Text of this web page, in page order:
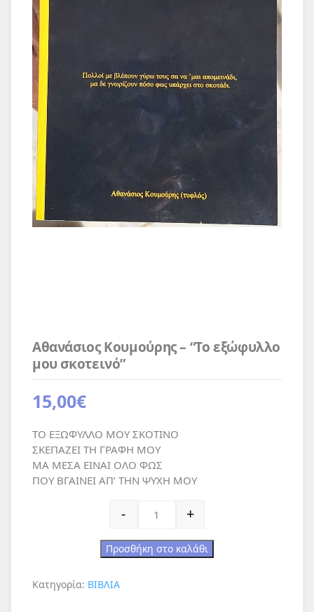
Αθανάσιος Κουμούρης – “Το εξώφυλλο
μου σκοτεινό”
15,00€
ΤΟ ΕΞΩΦΥΛΛΟ ΜΟΥ ΣΚΟΤΙΝΟ
ΣΚΕΠΑΖΕΙ ΤΗ ΓΡΑΦΗ ΜΟΥ
ΜΑ ΜΕΣΑ ΕΙΝΑΙ ΟΛΟ ΦΩΣ
ΠΟΥ ΒΓΑΙΝΕΙ ΑΠ’ ΤΗΝ ΨΥΧΗ ΜΟΥ
- +
Προσθήκη στο καλάθι
Κατηγορία: ΒΙΒΛΙΑ